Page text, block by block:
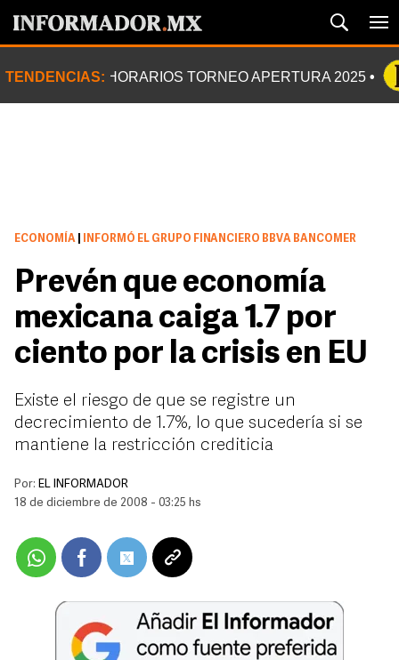
TENDENCIAS: HORARIOS TORNEO APERTURA 2025
ECONOMÍA INFORMÓ EL GRUPO FINANCIERO BBVA BANCOMER
Prevén que economía
mexicana caiga 1.7 por
ciento por la crisis en EU
Existe el riesgo de que se registre un
decrecimiento de 1.7%, lo que sucedería si se
mantiene la restricción crediticia
Por: EL INFORMADOR
18 de diciembre de 2008 - 03:25 hs